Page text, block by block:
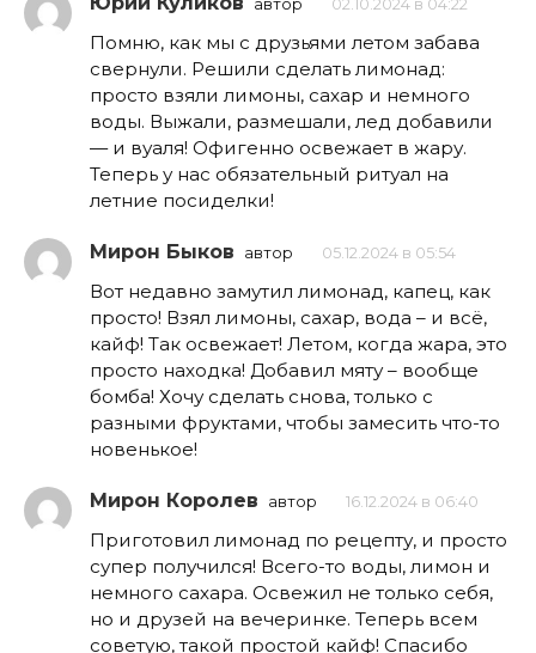
автор 02.10.2024 в 04:22
Помню, как мы с друзьями летом забава
свернули. Решили сделать лимонад:
просто взяли лимоны, сахар и немного
воды. Выжали, размешали, лед добавили
— и вуаля! Офигенно освежает в жару.
Теперь у нас обязательный ритуал на
летние посиделки!
Мирон Быков автор 05.12.2024 в 05:54
Вот недавно замутил лимонад, капец, как
просто! Взял лимоны, сахар, вода – и всё,
кайф! Так освежает! Летом, когда жара, это
просто находка! Добавил мяту – вообще
бомба! Хочу сделать снова, только с
разными фруктами, чтобы замесить что-то
новенькое!
Мирон Королев автор 16.12.2024 в 06:40
Приготовил лимонад по рецепту, и просто
супер получился! Всего-то воды, лимон и
немного сахара. Освежил не только себя,
но и друзей на вечеринке. Теперь всем
советую, такой простой кайф! Спасибо